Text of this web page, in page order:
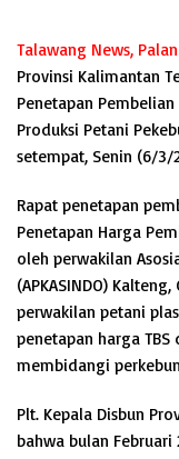
Talawang News,
Provinsi Kalimantan
Penetapan Pembelian
Produksi Petani
setempat, Senin (6/3/
Rapat penetapan
Penetapan Harga
oleh perwakilan
(APKASINDO)
perwakilan petani
penetapan harga
membidangi
Plt. Kepala Disbun
bahwa bulan